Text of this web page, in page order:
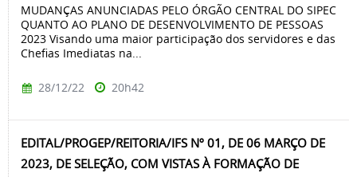
MUDANÇAS ANUNCIADAS PELO ÓRGÃO CENTRAL DO SIPEC
QUANTO AO PLANO DE DESENVOLVIMENTO DE PESSOAS
2023 Visando uma maior participação dos servidores e das
Chefias Imediatas na...
28/12/22 20h42
EDITAL/PROGEP/REITORIA/IFS Nº 01, DE 06 MARÇO DE
2023, DE SELEÇÃO, COM VISTAS À FORMAÇÃO DE